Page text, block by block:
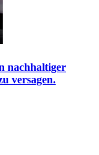
nachhaltiger
versagen.